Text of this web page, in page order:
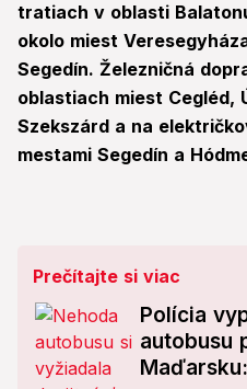
tratiach v oblasti
okolo miest
Segedín. Železničná
oblastiach miest Cegléd,
Szekszárd a na
mestami Segedín a
Prečítajte si viac
Polícia
autobusu